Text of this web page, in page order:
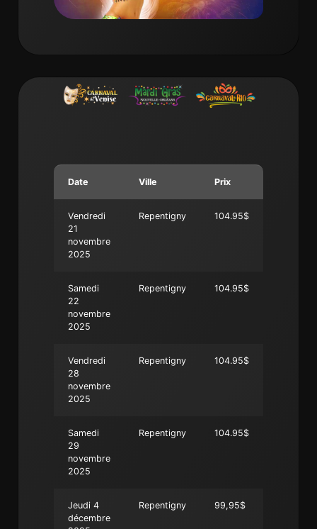
Date Ville Prix
Vendredi
21
novembre
2025
Repentigny 104.95$
Samedi
22
novembre
2025
Repentigny 104.95$
Vendredi
28
novembre
2025
Repentigny 104.95$
Samedi
29
novembre
2025
Repentigny 104.95$
Jeudi 4
décembre
Repentigny 99,95$